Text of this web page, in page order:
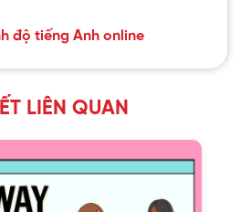
độ tiếng Anh online
LIÊN QUAN